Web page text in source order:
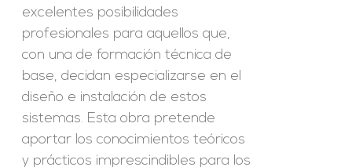
excelentes posibilidades
profesionales para aquellos que,
con una de formación técnica de
base, decidan especializarse en el
diseño e instalación de estos
sistemas. Esta obra pretende
aportar los conocimientos teóricos
y prácticos imprescindibles para los